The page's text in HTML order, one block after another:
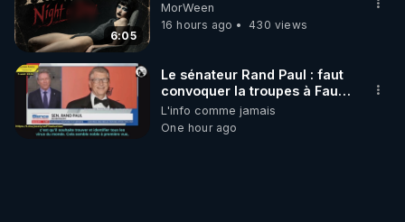
6:05
MorWeen
16 hours ago
430 views
Le sénateur Rand Paul : faut
convoquer la troupes à Fauci
puis Bille gates, famille
eugéniste de le 18 siecle ! 😒
L'info comme jamais
One hour ago